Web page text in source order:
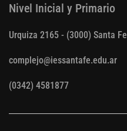
Nivel Inicial y Primario
Urquiza 2165 - (3000) Santa Fe
complejo@iessantafe.edu.ar
(0342) 4581877